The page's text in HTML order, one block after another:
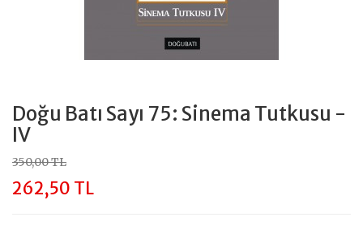
Doğu Batı Sayı 75: Sinema Tutkusu -
IV
350,00 TL
262,50 TL